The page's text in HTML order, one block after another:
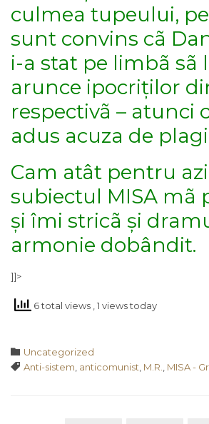
culmea tupeului,
sunt convins cã
i-a stat pe limbã sã
arunce ipocriților
respectivã – atunci
adus acuza de
Cam atât pentru
subiectul MISA mã
și îmi stricã și
armonie dobândit.
]]>
6 total views , 1 views today
 Category
Uncategorized
 Tags
Anti-sistem anticomunist M.R. MISA -